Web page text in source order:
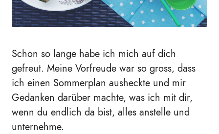
Schon so lange habe ich mich auf dich
gefreut. Meine Vorfreude war so gross, dass
ich einen Sommerplan ausheckte und mir
Gedanken darüber machte, was ich mit dir,
wenn du endlich da bist, alles anstelle und
unternehme.